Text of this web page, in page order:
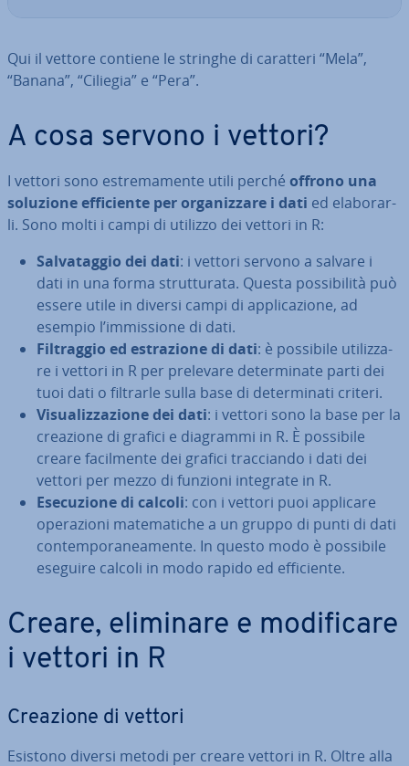
Qui il vettore contiene le stringhe di caratteri “Mela”,
“Banana”, “Ciliegia” e “Pera”.
A cosa servono i vettori?
I vettori sono estre­ma­men­te utili perché offrono una
soluzione ef­fi­cien­te per or­ga­niz­za­re i dati ed ela­bo­rar­
li. Sono molti i campi di utilizzo dei vettori in R:
Sal­va­tag­gio dei dati: i vettori servono a salvare i
dati in una forma strut­tu­ra­ta. Questa pos­si­bi­li­tà può
essere utile in diversi campi di ap­pli­ca­zio­ne, ad
esempio l’im­mis­sio­ne di dati.
Fil­trag­gio ed estra­zio­ne di dati: è possibile uti­liz­za­
re i vettori in R per prelevare de­ter­mi­na­te parti dei
tuoi dati o filtrarle sulla base di de­ter­mi­na­ti criteri.
Vi­sua­liz­za­zio­ne dei dati: i vettori sono la base per la
creazione di grafici e diagrammi in R. È possibile
creare fa­cil­men­te dei grafici trac­cian­do i dati dei
vettori per mezzo di funzioni integrate in R.
Ese­cu­zio­ne di calcoli: con i vettori puoi applicare
ope­ra­zio­ni ma­te­ma­ti­che a un gruppo di punti di dati
con­tem­po­ra­nea­men­te. In questo modo è possibile
eseguire calcoli in modo rapido ed ef­fi­cien­te.
Creare, eliminare e mo­di­fi­ca­re
i vettori in R
Creazione di vettori
Esistono diversi metodi per creare vettori in R. Oltre alla